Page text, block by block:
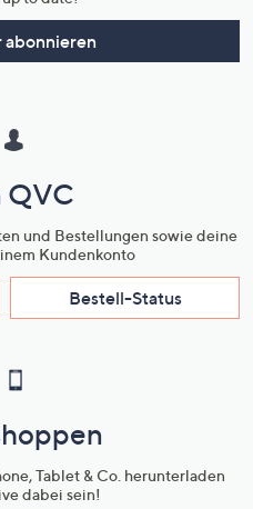
QVC
und Bestellungen sowie deine
Kundenkonto
Bestell-Status
Tablet & Co. herunterladen
dabei sein!